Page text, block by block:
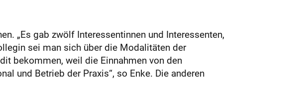
„Es gab zwölf Interessentinnen und Interessenten,
sei man sich über die Modalitäten der
bekommen, weil die Einnahmen von den
und Betrieb der Praxis“, so Enke. Die anderen